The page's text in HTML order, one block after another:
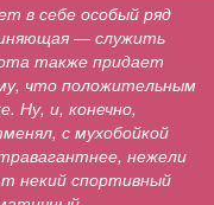
в себе особый ряд
— служить
также придает
что положительным
Ну, и, конечно,
с мухобойкой
нежели
некий спортивный